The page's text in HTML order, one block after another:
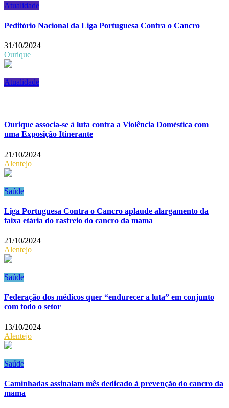
Atualidade
Peditório Nacional da Liga Portuguesa Contra o Cancro
31/10/2024
Ourique
Atualidade
Ourique associa-se à luta contra a Violência Doméstica com
uma Exposição Itinerante
21/10/2024
Alentejo
Saúde
Liga Portuguesa Contra o Cancro aplaude alargamento da
faixa etária do rastreio do cancro da mama
21/10/2024
Alentejo
Saúde
Federação dos médicos quer “endurecer a luta” em conjunto
com todo o setor
13/10/2024
Alentejo
Saúde
Caminhadas assinalam mês dedicado à prevenção do cancro da
mama